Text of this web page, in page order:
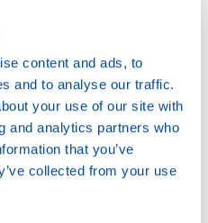
content and ads, to
and to analyse our traffic.
your use of our site with
and analytics partners who
that you’ve
collected from your use